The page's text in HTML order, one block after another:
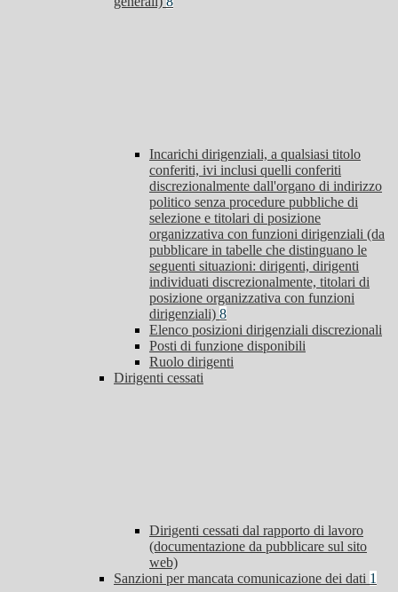
Incarichi dirigenziali, a qualsiasi titolo
conferiti, ivi inclusi quelli conferiti
discrezionalmente dall'organo di indirizzo
politico senza procedure pubbliche di
selezione e titolari di posizione
organizzativa con funzioni dirigenziali (da
pubblicare in tabelle che distinguano le
seguenti situazioni: dirigenti, dirigenti
individuati discrezionalmente, titolari di
posizione organizzativa con funzioni
dirigenziali) 8
Elenco posizioni dirigenziali discrezionali
Posti di funzione disponibili
Ruolo dirigenti
Dirigenti cessati
Dirigenti cessati dal rapporto di lavoro
(documentazione da pubblicare sul sito
web)
Sanzioni per mancata comunicazione dei dati 1